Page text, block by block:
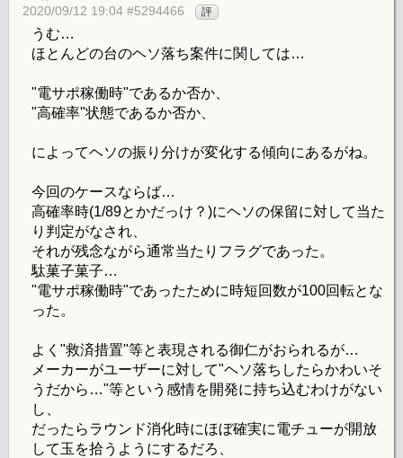
2020/09/12 19:04 #5294466 評
うむ…
ほとんどの台のヘソ落ち案件に関しては…
"電サポ稼働時"であるか否か、
"高確率"状態であるか否か、
によってヘソの振り分けが変化する傾向にあるがね。
今回のケースならば…
高確率時(1/89とかだっけ？)にヘソの保留に対して当た
り判定がなされ、
それが残念ながら通常当たりフラグであった。
駄菓子菓子…
"電サポ稼働時"であったために時短回数が100回転とな
った。
よく"救済措置"等と表現される御仁がおられるが…
メーカーがユーザーに対して"ヘソ落ちしたらかわいそ
うだから…"等という感情を開発に持ち込むわけがない
し、
だったらラウンド消化時にほぼ確実に電チューが開放
して玉を拾うようにするだろ、